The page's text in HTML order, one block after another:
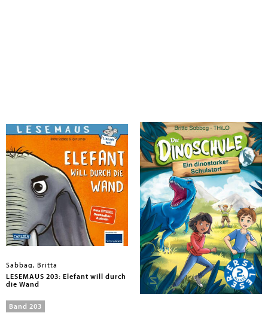
Sabbag, Britta
LESEMAUS 203: Elefant will durch
die Wand
Band 203
Sabbag, Britta; Thilo
Die Dinoschule. Ein dinostarker
Schulstart